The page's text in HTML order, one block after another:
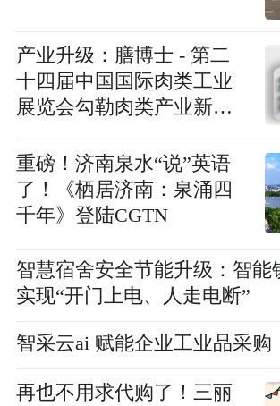
产业升级：膳博士 - 第二
十四届中国国际肉类工业
展览会勾勒肉类产业新图
重磅！济南泉水“说”英语
了！《栖居济南：泉涌四
千年》登陆CGTN
智慧宿舍安全节能升级：智能
实现“开门上电、人走电断”
智采云ai 赋能企业工业品采购
再也不用求代购了！三丽